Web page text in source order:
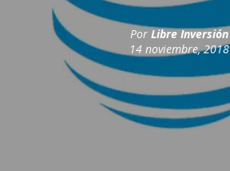
Por Libre Inversión
14 noviembre, 2018